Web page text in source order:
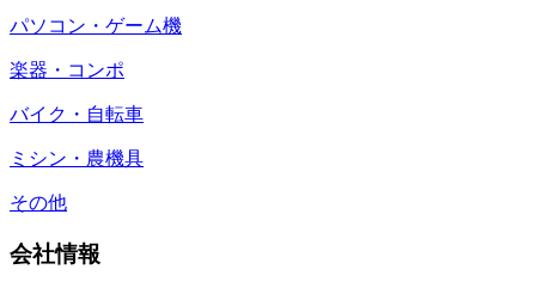
パソコン・ゲーム機
楽器・コンポ
バイク・自転車
ミシン・農機具
その他
会社情報